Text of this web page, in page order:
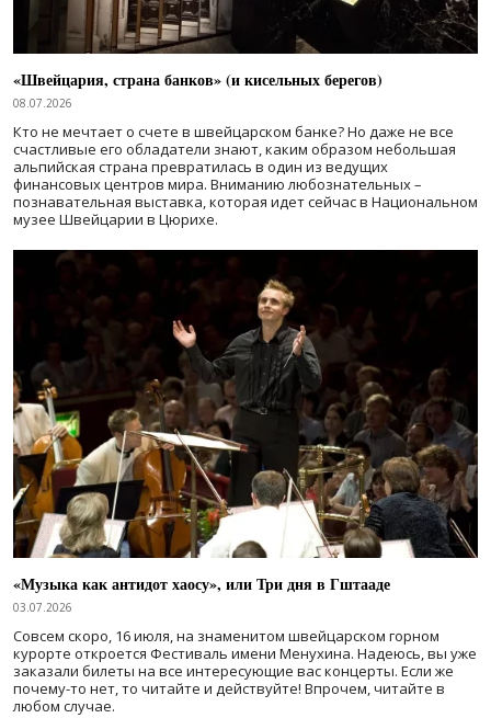
«Швейцария, страна банков» (и кисельных берегов)
08.07.2026
Кто не мечтает о счете в швейцарском банке? Но даже не все
счастливые его обладатели знают, каким образом небольшая
альпийская страна превратилась в один из ведущих
финансовых центров мира. Вниманию любознательных –
познавательная выставка, которая идет сейчас в Национальном
музее Швейцарии в Цюрихе.
«Музыка как антидот хаосу», или Три дня в Гштааде
03.07.2026
Совсем скоро, 16 июля, на знаменитом швейцарском горном
курорте откроется Фестиваль имени Менухина. Надеюсь, вы уже
заказали билеты на все интересующие вас концерты. Если же
почему-то нет, то читайте и действуйте! Впрочем, читайте в
любом случае.